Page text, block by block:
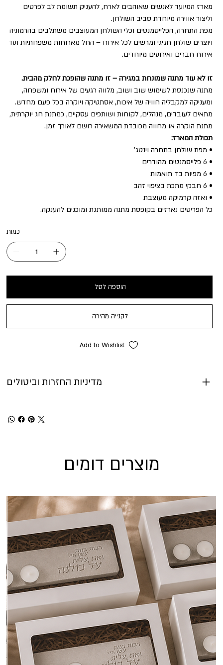
מארז המיועד לאנשים שאוהבים לארח, להעניק תשומת לב לפרטים
וליצור אווירה מיוחדת סביב השולחן.
מפת התחרה, הפלייסמנטים וכלי השולחן המעוצבים משתלבים בהרמוניה
ויוצרים שולחן חגיגי ומרשים לכל אירוח – החל מארוחות משפחתיות ועד
אירוח חברים ואירועים מיוחדים.
זו לא עוד מתנה שמונחת במגירה – זו מתנה שהופכת לחלק מהבית.
מתנה שנכנסת לשימוש שוב ושוב, מלווה רגעים של אירוח ומשפחה,
ומעניקה למקבליה חוויה של איכות, אסתטיקה ויוקרה בכל פעם מחדש.
מתאים לעובדים, מנהלים, לקוחות ושותפים עסקיים, כמתנת חג יוקרתית,
מתנת הוקרה או מחווה מכובדת המשאירה רושם לאורך זמן.
תכולת המארז:
• מפת שולחן בתחרה וינטג'
• 6 פלייסמנטים מהודרים
• 6 מפיות בד תואמות
• 6 חבקי מתכת בציפוי זהב
• ואזה קרמיקה מעוצבת
כל הפריטים נארזים בקופסת מתנה ממותגת ומוכנים להענקה.
כמות
הוספה לסל
לקנייה מהירה
Add to Wishlist
מדיניות החזרות וביטולים
מוצרים דומים